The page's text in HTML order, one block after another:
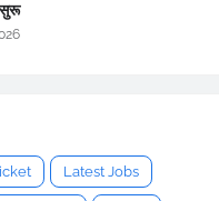
सुरू
Latest Jobs